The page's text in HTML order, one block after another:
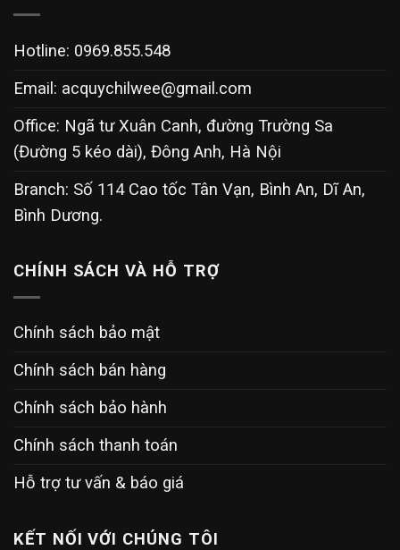
Hotline: 0969.855.548
Email: acquychilwee@gmail.com
Office: Ngã tư Xuân Canh, đường Trường Sa
(Đường 5 kéo dài), Đông Anh, Hà Nội
Branch: Số 114 Cao tốc Tân Vạn, Bình An, Dĩ An,
Bình Dương.
CHÍNH SÁCH VÀ HỖ TRỢ
Chính sách bảo mật
Chính sách bán hàng
Chính sách bảo hành
Chính sách thanh toán
Hỗ trợ tư vấn & báo giá
KẾT NỐI VỚI CHÚNG TÔI